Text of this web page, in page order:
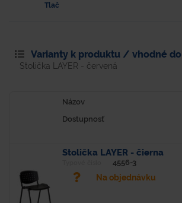
Tlač
Varianty k produktu / vhodné
Stolička LAYER - červená
Názov
Dostupnosť
Stolička LAYER - čierna
4556-3
Na objednávku